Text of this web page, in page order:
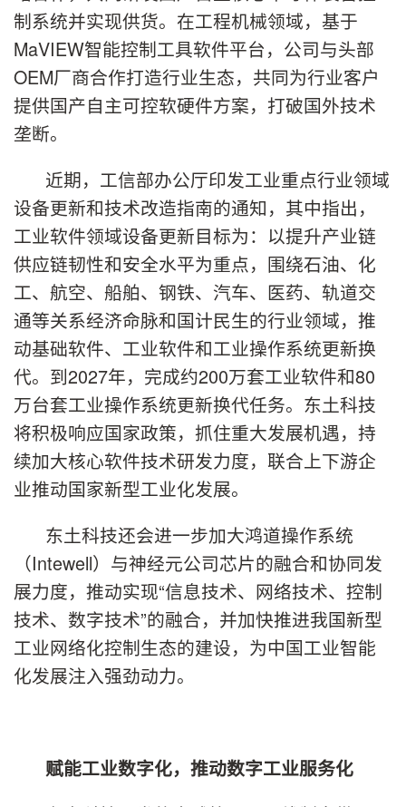
制系统并实现供货。在工程机械领域，基于
MaVIEW智能控制工具软件平台，公司与头部
OEM厂商合作打造行业生态，共同为行业客户
提供国产自主可控软硬件方案，打破国外技术
垄断。
近期，工信部办公厅印发工业重点行业领域
设备更新和技术改造指南的通知，其中指出，
工业软件领域设备更新目标为：以提升产业链
供应链韧性和安全水平为重点，围绕石油、化
工、航空、船舶、钢铁、汽车、医药、轨道交
通等关系经济命脉和国计民生的行业领域，推
动基础软件、工业软件和工业操作系统更新换
代。到2027年，完成约200万套工业软件和80
万台套工业操作系统更新换代任务。东土科技
将积极响应国家政策，抓住重大发展机遇，持
续加大核心软件技术研发力度，联合上下游企
业推动国家新型工业化发展。
东土科技还会进一步加大鸿道操作系统
（Intewell）与神经元公司芯片的融合和协同发
展力度，推动实现“信息技术、网络技术、控制
技术、数字技术”的融合，并加快推进我国新型
工业网络化控制生态的建设，为中国工业智能
化发展注入强劲动力。
赋能工业数字化，推动数字工业服务化